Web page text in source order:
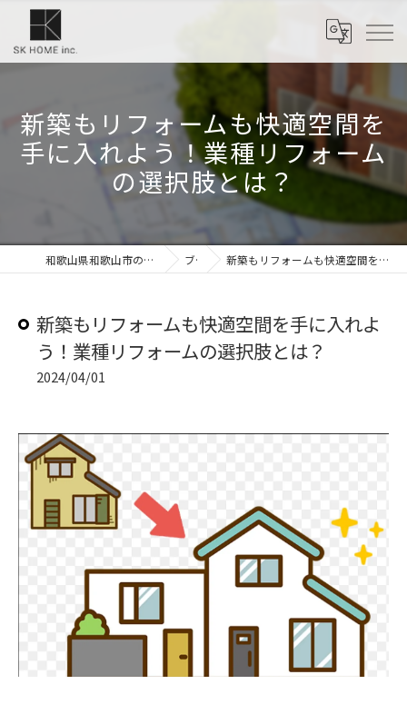
新築もリフォームも快適空間を
手に入れよう！業種リフォーム
の選択肢とは？
和歌山県和歌山市のリフォームなら株式会社SKホーム ブログ 新築もリフォームも快適空間を手に入れよう！業種リフォームの選択肢とは？
新築もリフォームも快適空間を手に入れよ
う！業種リフォームの選択肢とは？
2024/04/01